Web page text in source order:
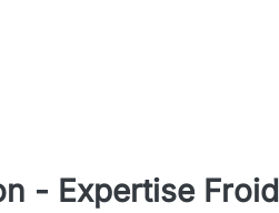
- Expertise Froid